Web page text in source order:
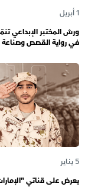
1 أبريل
ورش المختبر الإبداعي
في رواية القصص
الصغار
5 يناير
يعرض على قناتي